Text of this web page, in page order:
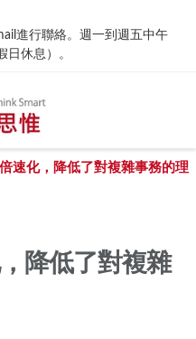
進行聯絡。週一到週五中午
日休息）。
速化，降低了對複雜事務的理
降低了對複雜